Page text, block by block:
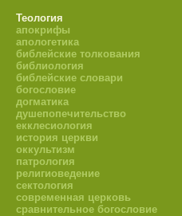
Теология
апокрифы
апологетика
библейские толкования
библиология
библейские словари
богословие
догматика
душепопечительство
екклесиология
история церкви
оккультизм
патрология
религиоведение
сектология
современная церковь
сравнительное богословие